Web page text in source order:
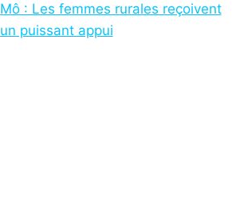
Mô : Les femmes rurales reçoivent
un puissant appui